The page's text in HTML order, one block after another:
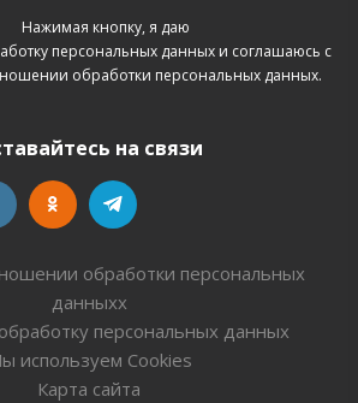
Нажимая кнопку, я даю
персональных данныхи соглашаюсь с
обработки персональных данных.
на связи
обработки персональных
данныхх
персональных данных
используем Cookies
Карта сайта